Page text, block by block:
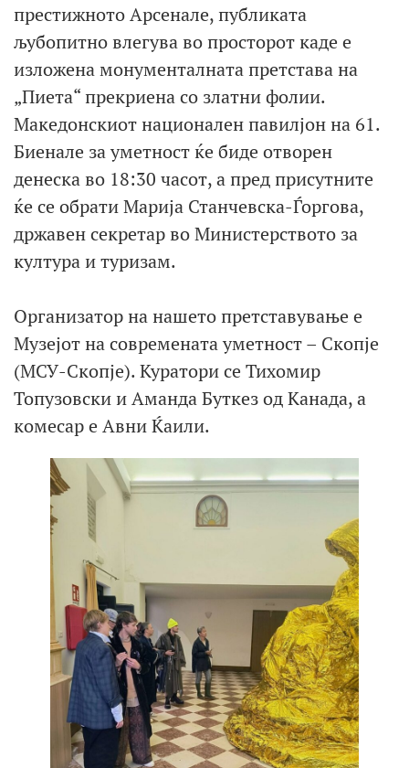
престижното Арсенале, публиката
љубопитно влегува во просторот каде е
изложена монументалната претстава на
„Пиета“ прекриена со златни фолии.
Македонскиот национален павилјон на 61.
Биенале за уметност ќе биде отворен
денеска во 18:30 часот, а пред присутните
ќе се обрати Марија Станчевска-Ѓоргова,
државен секретар во Министерството за
култура и туризам.
Организатор на нашето претставување е
Музејот на современата уметност – Скопје
(МСУ-Скопје). Куратори се Тихомир
Топузовски и Аманда Буткез од Канада, а
комесар е Авни Ќаили.